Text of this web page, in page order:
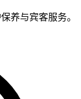
养与宾客服务。